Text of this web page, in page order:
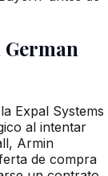
Expal Systems
al intentar
Armin
de compra